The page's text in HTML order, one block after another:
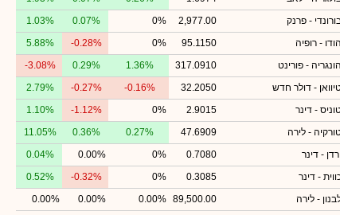
- פרנק 2,977.00
0%
0.07%
1.03%
הודו - רופיה 95.1150
0%
-0.28%
5.88%
הונגריה - פורינט 317.0910
1.36%
0.29%
-3.08%
- דולר חדש 32.2050
-0.16%
-0.27%
2.79%
- דינר 2.9015
0%
-1.12%
1.10%
- לירה 47.6909
0.27%
0.36%
11.05%
- דינר 0.7080
0%
0.00%
0.04%
- דינר 0.3085
0%
-0.32%
0.52%
- לירה 89,500.00
0.00%
0.00%
0.00%